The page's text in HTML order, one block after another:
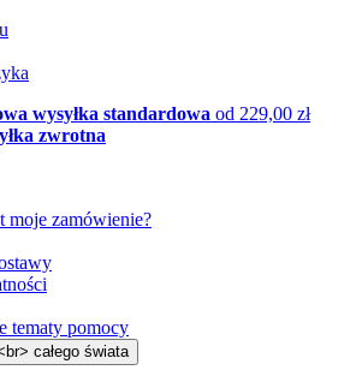
wysyłka standardowa od 229,00 zł
zwrotna
moje zamówienie?
tematy pomocy